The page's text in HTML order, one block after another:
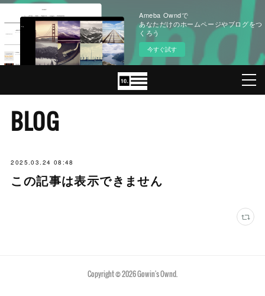
Ameba Owndで
あなただけのホームページやブログをつ
くろう
今すぐ試す
BLOG
2025.03.24 08:48
この記事は表示できません
Copyright ©2026Gowin's Ownd.